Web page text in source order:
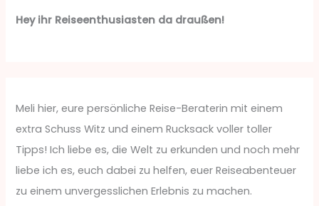
Hey ihr Reiseenthusiasten da draußen!
Meli hier, eure persönliche Reise-Beraterin mit einem
extra Schuss Witz und einem Rucksack voller toller
Tipps! Ich liebe es, die Welt zu erkunden und noch mehr
liebe ich es, euch dabei zu helfen, euer Reiseabenteuer
zu einem unvergesslichen Erlebnis zu machen.